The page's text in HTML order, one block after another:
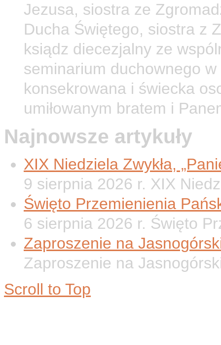
Jezusa, siostra ze
Ducha Świętego, siostra z
ksiądz diecezjalny ze
seminarium duchownego
konsekrowana i świecka
umiłowanym bratem i
Najnowsze artykuły
XIX Niedziela Zwykła,
9 sierpnia 2026 r. XIX
Święto Przemienienia
6 sierpnia 2026 r. Święto
Zaproszenie na
Zaproszenie na
Scroll to Top